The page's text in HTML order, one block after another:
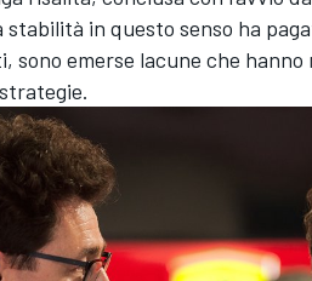
stabilità in questo senso ha
emerse lacune che